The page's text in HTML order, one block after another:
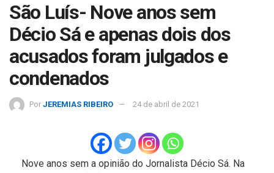
São Luís- Nove anos sem
Décio Sá e apenas dois dos
acusados foram julgados e
condenados
Por JEREMIAS RIBEIRO 24 de abril de 2021
Nove anos sem a opinião do Jornalista Décio Sá. Na